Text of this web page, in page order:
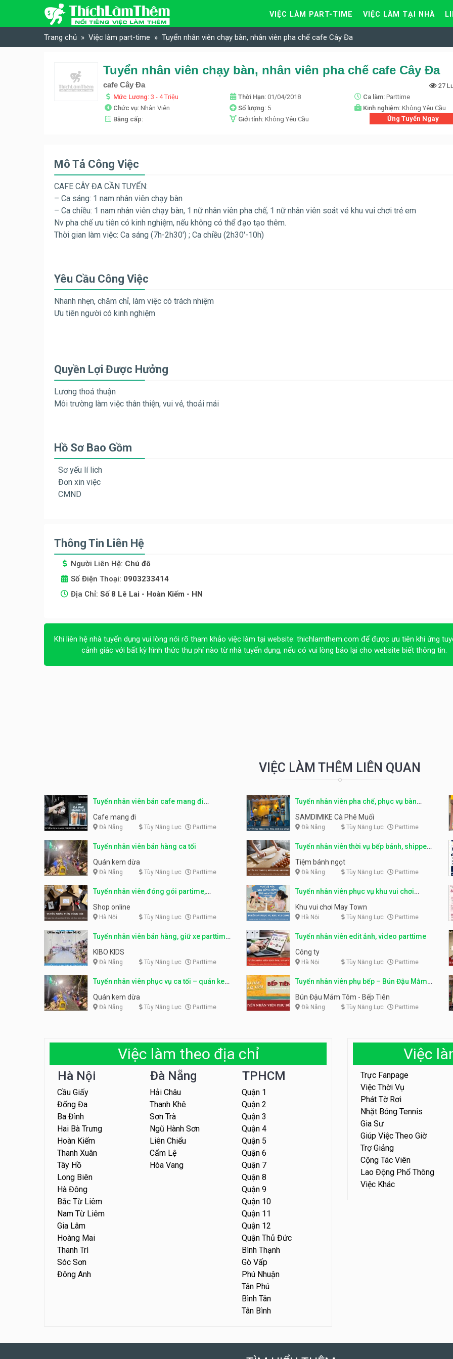
Skip to content
VIỆC LÀM PART-TIME VIỆC LÀM TẠI NHÀ
Trang chủ Việc làm part-time Tuyển nhân viên chạy bàn, nhân viên pha chế cafe Cây Đa
Tuyển nhân viên chạy bàn, nhân viên pha chế cafe Cây Đa
cafe Cây Đa
27
Mức Lương: 3 - 4 Triệu Thời Hạn: 01/04/2018 Ca làm: Parttime
Chức vụ: Nhân Viên Số lượng: 5 Kinh nghiệm: Không Yêu Cầu
Bằng cấp:
Giới tính: Không Yêu Cầu Ứng Tuyển Ngay
Mô Tả Công Việc
CAFE CÂY ĐA CẦN TUYỂN:
– Ca sáng: 1 nam nhân viên chạy bàn
– Ca chiều: 1 nam nhân viên chạy bàn, 1 nữ nhân viên pha chế, 1 nữ nhân viên soát vé khu vui chơi trẻ em
Nv pha chế ưu tiên có kinh nghiệm, nếu không có thể đạo tạo thêm.
Thời gian làm việc: Ca sáng (7h-2h30′) ; Ca chiều (2h30′-10h)
Yêu Cầu Công Việc
Nhanh nhẹn, chăm chỉ, làm việc có trách nhiệm
Ưu tiên người có kinh nghiệm
Quyền Lợi Được Hưởng
Lương thoả thuận
Môi trường làm việc thân thiện, vui vẻ, thoải mái
Hồ Sơ Bao Gồm
Sơ yếu lí lich
Đơn xin việc
CMND
Thông Tin Liên Hệ
Người Liên Hệ: Chú đô
Số Điện Thoại: 0903233414
Địa Chỉ: Số 8 Lê Lai - Hoàn Kiếm - HN
Khi liên hệ nhà tuyển dụng vui lòng nói rõ tham khảo việc làm tại website: thichlamthem.com để được ưu tiên khi ứng
cảnh giác với bất kỳ hình thức thu phí nào từ nhà tuyển dụng, nếu có vui lòng báo lại cho website biết thông tin.
VIỆC LÀM THÊM LIÊN QUAN
Tuyển nhân viên bán cafe mang đi
parttime, fulltime
Cafe mang đi
Đà Nẵng Tùy Năng Lực Parttime
Tuyển nhân viên pha chế, phục vụ bàn
parttime
SAMDIMIKE Cà Phê Muối
Đà Nẵng Tùy Năng Lực Parttime
Tuyển nhân viên bán hàng ca tối
Quán kem dừa
Đà Nẵng Tùy Năng Lực Parttime
Tuyển nhân viên thời vụ bếp bánh, shipper
parttime
Tiệm bánh ngọt
Đà Nẵng Tùy Năng Lực Parttime
Tuyển nhân viên đóng gói partime,
fulltime
Shop online
Hà Nội Tùy Năng Lực Parttime
Tuyển nhân viên phục vụ khu vui chơi
parttime linh động
Khu vui chơi May Town
Hà Nội Tùy Năng Lực Parttime
Tuyển nhân viên bán hàng, giữ xe parttime
– Kibo Kid
KIBO KIDS
Đà Nẵng Tùy Năng Lực Parttime
Tuyển nhân viên edit ảnh, video parttime
Công ty
Hà Nội Tùy Năng Lực Parttime
Tuyển nhân viên phục vụ ca tối – quán kem
dừa
Quán kem dừa
Đà Nẵng Tùy Năng Lực Parttime
Tuyển nhân viên phụ bếp – Bún Đậu Mắm
Tôm – Bếp Tiên
Bún Đậu Mắm Tôm - Bếp Tiên
Đà Nẵng Tùy Năng Lực Parttime
Việc làm theo địa chỉ
Hà Nội
Cầu Giấy
Đống Đa
Ba Đình
Hai Bà Trưng
Hoàn Kiếm
Thanh Xuân
Tây Hồ
Long Biên
Hà Đông
Bắc Từ Liêm
Nam Từ Liêm
Gia Lâm
Hoàng Mai
Thanh Trì
Sóc Sơn
Đông Anh
Đà Nẵng
Hải Châu
Thanh Khê
Sơn Trà
Ngũ Hành Sơn
Liên Chiểu
Cẩm Lệ
Hòa Vang
TPHCM
Quận 1
Quận 2
Quận 3
Quận 4
Quận 5
Quận 6
Quận 7
Quận 8
Quận 9
Quận 10
Quận 11
Quận 12
Quận Thủ Đức
Bình Thạnh
Gò Vấp
Phú Nhuận
Tân Phú
Bình Tân
Tân Bình
Việc
Trực Fanpage
Việc Thời Vụ
Phát Tờ Rơi
Nhặt Bóng Tennis
Gia Sư
Giúp Việc Theo Giờ
Trợ Giảng
Cộng Tác Viên
Lao Động Phổ Thông
Việc Khác